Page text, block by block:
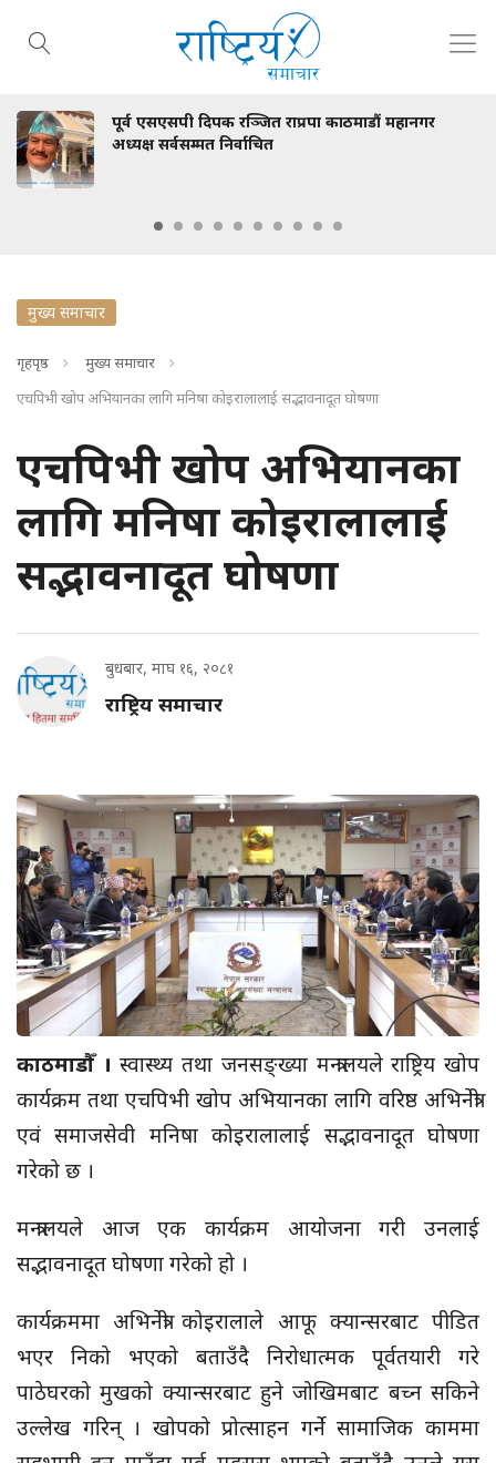
पूर्व एसएसपी दिपक रञ्जित राप्रपा काठमाडौं महानगर
अध्यक्ष सर्वसम्मत निर्वाचित
मुख्य समाचार
गृहपृष्ठ
मुख्य समाचार
एचपिभी खोप अभियानका लागि मनिषा कोइरालालाई सद्भावनादूत घोषणा
एचपिभी खोप अभियानका
लागि मनिषा कोइरालालाई
सद्भावनादूत घोषणा
बुधबार, माघ १६, २०८१
राष्ट्रिय समाचार
काठमाडाैँ ।स्वास्थ्य तथा जनसङ्ख्या मन्त्रालयले राष्ट्रिय खोप
कार्यक्रम तथा एचपिभी खोप अभियानका लागि वरिष्ठ अभिनेत्री
एवं समाजसेवी मनिषा कोइरालालाई सद्भावनादूत घोषणा
गरेको छ ।
मन्त्रालयले आज एक कार्यक्रम आयोजना गरी उनलाई
सद्भावनादूत घोषणा गरेको हो ।
कार्यक्रममा अभिनेत्री कोइरालाले आफू क्यान्सरबाट पीडित
भएर निको भएको बताउँदै निरोधात्मक पूर्वतयारी गरे
पाठेघरको मुखको क्यान्सरबाट हुने जोखिमबाट बच्न सकिने
उल्लेख गरिन् । खोपको प्रोत्साहन गर्ने सामाजिक काममा